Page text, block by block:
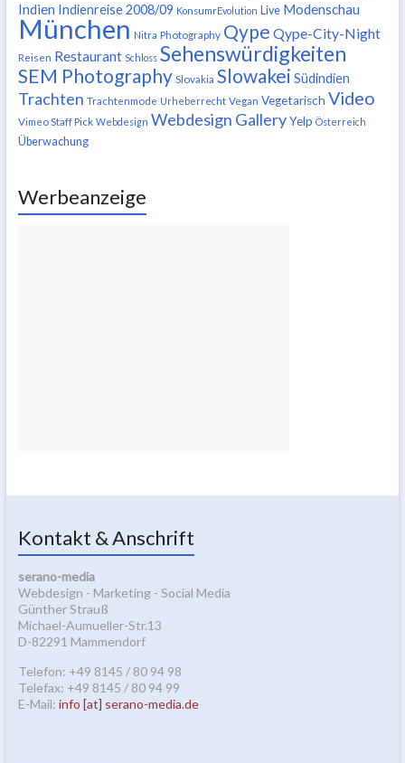
Indien Indienreise 2008/09 KonsumrEvolution Live Modenschau
München Nitra Photography Qype Qype-City-Night
Reisen Restaurant Schloss Sehenswürdigkeiten
SEM Photography Slovakia Slowakei Südindien
Trachten Trachtenmode Urheberrecht Vegan Vegetarisch Video
Vimeo Staff Pick Webdesign Webdesign Gallery Yelp Österreich
Überwachung
Werbeanzeige
Kontakt & Anschrift
serano-media
Webdesign - Marketing - Social Media
Günther Strauß
Michael-Aumueller-Str.13
D-82291 Mammendorf
Telefon: +49 8145 / 80 94 98
Telefax: +49 8145 / 80 94 99
E-Mail: info [at] serano-media.de